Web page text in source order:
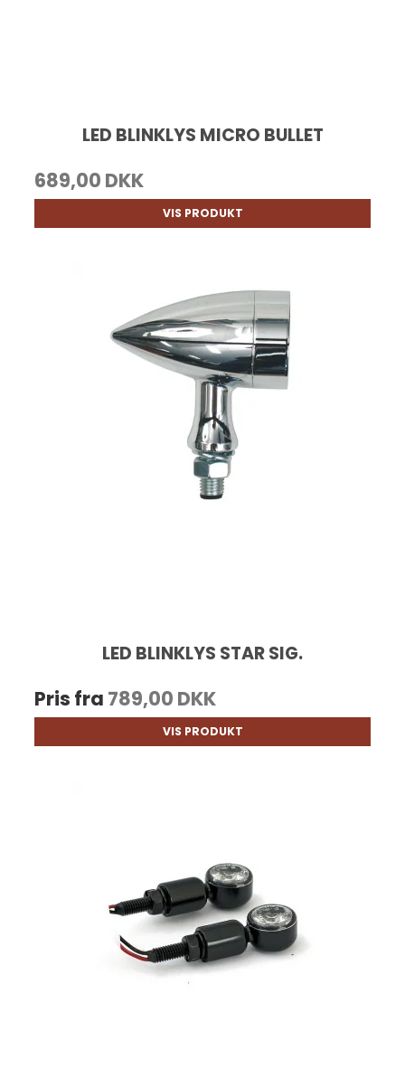
LED BLINKLYS MICRO BULLET
689,00 DKK
VIS PRODUKT
LED BLINKLYS STAR SIG.
Pris fra 789,00 DKK
VIS PRODUKT